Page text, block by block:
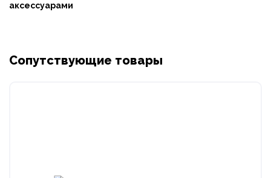
аксессуарами
Сопутствующие товары